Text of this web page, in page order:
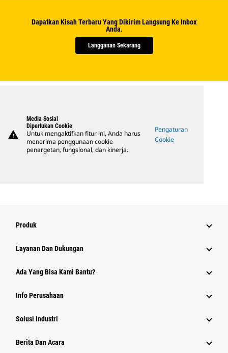
Dapatkan Kisah Terbaru Yang Dikirim Langsung Ke Inbox
Anda.
Langganan Sekarang
warning
Media Sosial
Diperlukan Cookie
Untuk mengaktifkan fitur ini, Anda harus
menerima penggunaan cookie
penargetan, fungsional, dan kinerja.
Pengaturan
Cookie
Produk
Layanan Dan Dukungan
Ada Yang Bisa Kami Bantu?
Info Perusahaan
Solusi Industri
Berita Dan Acara